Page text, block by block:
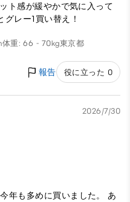
ト感が緩やかで気に入って
レー1買い替え！
体重: 66 - 70kg東京都
報告 役に立った 0
2026/7/30
年も多めに買いました。 あ